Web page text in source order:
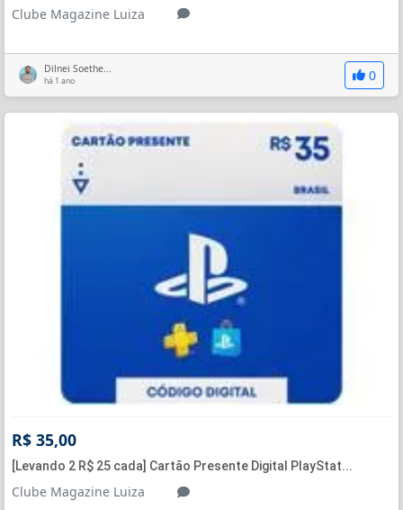
Clube Magazine Luiza
Dilnei Soethe...
há 1 ano 0
R$ 35,00
[Levando 2 R$ 25 cada] Cartão Presente Digital PlayStat...
Clube Magazine Luiza